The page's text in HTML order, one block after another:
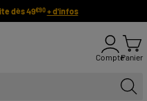
dès 49€90 + d'infos
ComptePanier